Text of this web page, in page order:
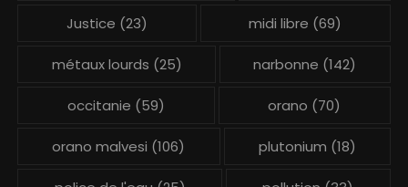
Justice (23) midi libre (69)
métaux lourds (25) narbonne (142)
occitanie (59) orano (70)
orano malvesi (106) plutonium (18)